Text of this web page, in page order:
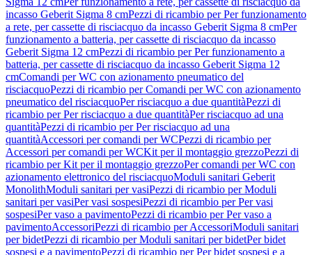
incasso Geberit Sigma 8 cmPezzi di ricambio per Per funzionamento
a rete, per cassette di risciacquo da incasso Geberit Sigma 8 cmPer
funzionamento a batteria, per cassette di risciacquo da incasso
Geberit Sigma 12 cmPezzi di ricambio per Per funzionamento a
batteria, per cassette di risciacquo da incasso Geberit Sigma 12
cmComandi per WC con azionamento pneumatico del
risciacquoPezzi di ricambio per Comandi per WC con azionamento
pneumatico del risciacquoPer risciacquo a due quantitàPezzi di
ricambio per Per risciacquo a due quantitàPer risciacquo ad una
quantitàPezzi di ricambio per Per risciacquo ad una
quantitàAccessori per comandi per WCPezzi di ricambio per
Accessori per comandi per WCKit per il montaggio grezzoPezzi di
ricambio per Kit per il montaggio grezzoPer comandi per WC con
azionamento elettronico del risciacquoModuli sanitari Geberit
MonolithModuli sanitari per vasiPezzi di ricambio per Moduli
sanitari per vasiPer vasi sospesiPezzi di ricambio per Per vasi
sospesiPer vaso a pavimentoPezzi di ricambio per Per vaso a
pavimentoAccessoriPezzi di ricambio per AccessoriModuli sanitari
per bidetPezzi di ricambio per Moduli sanitari per bidetPer bidet
sospesi e a pavimentoPezzi di ricambio per Per bidet sospesi e a